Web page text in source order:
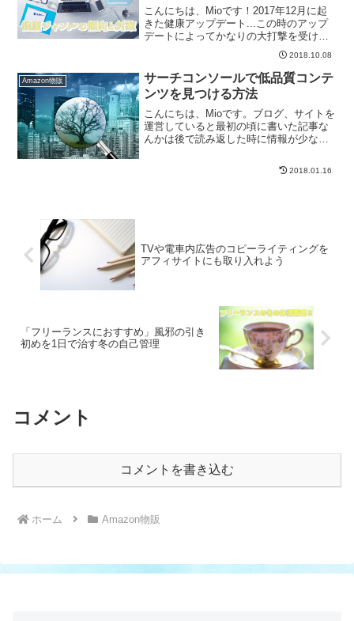
こんにちは、Mioです！2017年12月に起
きた健康アップデート...この時のアップ
デートによってかなりの大打撃を受けた
人は多いですしアフィリ界にも衝撃が走
りました。今までもアップデートはもち
ろんありましたが、健康ジャンルのサイ
ト・健康をテ...
2018.10.08
Amazon物販
サーチコンソールで低品質コンテ
ンツを見つける方法
こんにちは、Mioです。ブログ、サイトを
運営していると最初の頃に書いた記事な
んかは後で読み返した時に情報が少なく
り込まれていなかったり...記事自体必要
ないこともあります。そういった記事を
2018.01.16
TVや電車内広告のコピーライティングを
アフィサイトにも取り入れよう
「フリーランスにおすすめ」風邪の引き
初めを1日で治す冬の自己管理
コメント
コメントを書き込む
ホーム Amazon物販